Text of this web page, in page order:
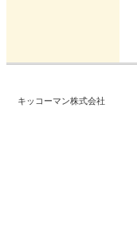
キッコーマン株式会社